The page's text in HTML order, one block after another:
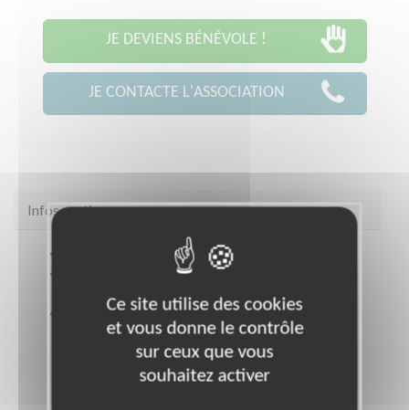
JE DEVIENS BÉNÉVOLE !
JE CONTACTE L'ASSOCIATION
Infos pratiques
www.duoforajob.fr
5 parvis Alan Turing PARIS 75013
Heures d'ouverture
9h - 19h
Ce site utilise des cookies
et vous donne le contrôle
sur ceux que vous
souhaitez activer